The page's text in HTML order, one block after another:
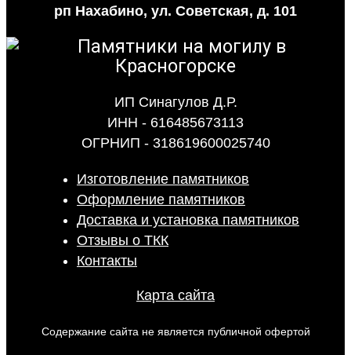
рп Нахабино, ул. Советская, д. 101
ИП Синагулов Д.Р.
ИНН - 616485673113
ОГРНИП - 318619600025740
Изготовление памятников
Оформление памятников
Доставка и установка памятников
Отзывы о ТКК
Контакты
Карта сайта
Содержание сайта не является публичной офертой